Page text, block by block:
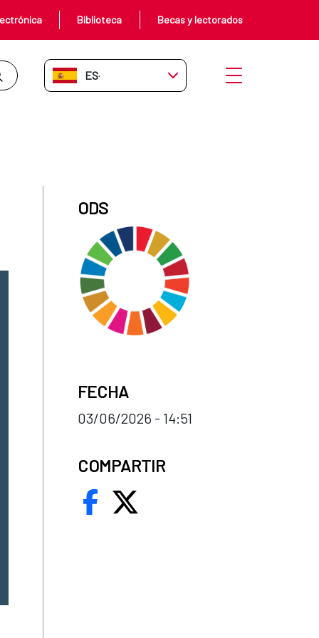
Biblioteca Becas y lectorados
ES-ES Abrir menú
ODS
FECHA
03/06/2026 - 14:51
COMPARTIR